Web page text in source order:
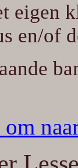
eigen
en/of